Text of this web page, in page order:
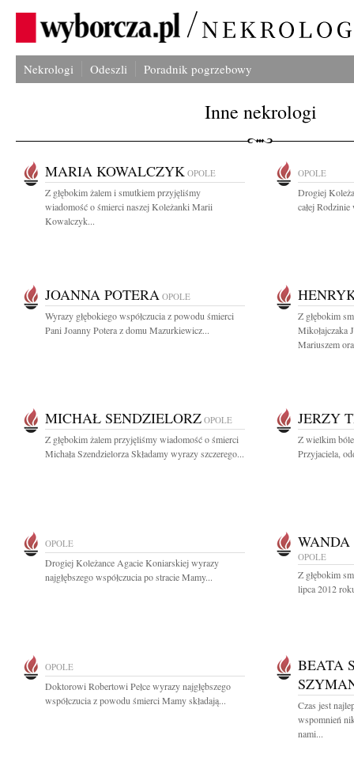
Nekrologi Odeszli Poradnik pogrzebowy
Inne nekrologi
MARIA KOWALCZYK OPOLE
Z głębokim żalem i smutkiem przyjęliśmy
wiadomość o śmierci naszej Koleżanki Marii
Kowalczyk...
OPOLE
Drogiej
całej
JOANNA POTERA OPOLE
Wyrazy głębokiego współczucia z powodu śmierci
Pani Joanny Potera z domu Mazurkiewicz...
Z głębokim
Mikołajczaka
Mariuszem
MICHAŁ SENDZIELORZ OPOLE
Z głębokim żalem przyjęliśmy wiadomość o śmierci
Michała Szendzielorza Składamy wyrazy szczerego...
JERZY
Z wielkim
Przyjaciela,
OPOLE
Drogiej Koleżance Agacie Koniarskiej wyrazy
najgłębszego współczucia po stracie Mamy...
OPOLE
Z głębokim
lipca 2012
OPOLE
Doktorowi Robertowi Pełce wyrazy najgłębszego
współczucia z powodu śmierci Mamy składają...
BEATA
Czas jest
wspomnień
nami...